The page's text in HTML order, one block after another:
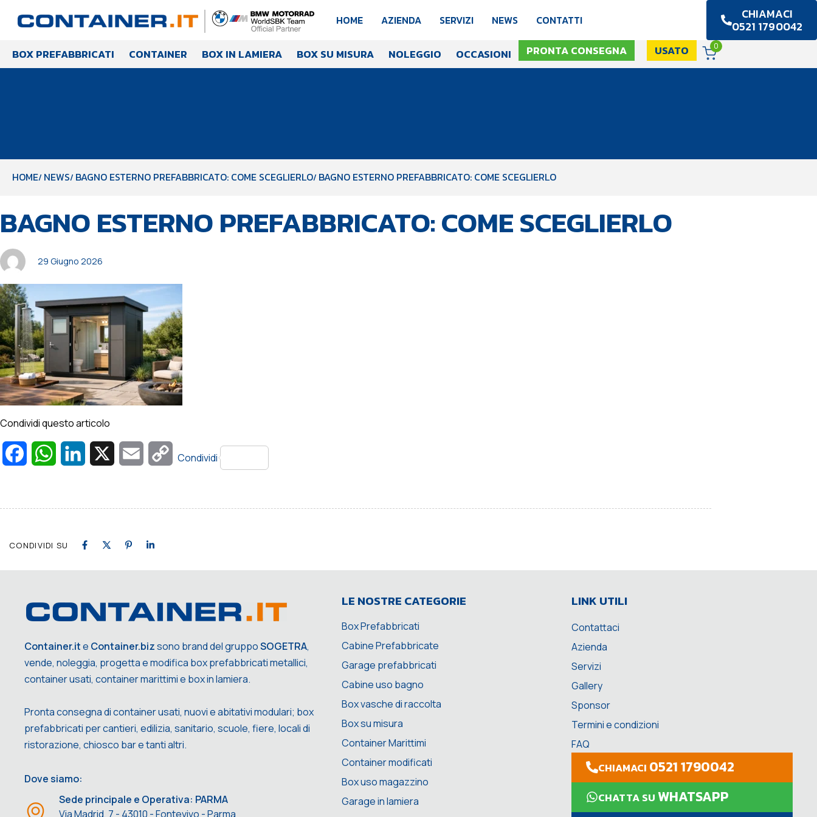
HOME AZIENDA SERVIZI NEWS CONTATTI CHIAMACI
0521 1790042
BOX PREFABBRICATI CONTAINER BOX IN LAMIERA BOX SU MISURA NOLEGGIO OCCASIONI PRONTA CONSEGNA USATO 0
HOME NEWS BAGNO ESTERNO PREFABBRICATO: COME SCEGLIERLO BAGNO ESTERNO PREFABBRICATO: COME SCEGLIERLO
IN:
BAGNO ESTERNO PREFABBRICATO: COME SCEGLIERLO
il:
29 Giugno 2026
Condividi questo articolo
FacebookWhatsAppLinkedIn Email
Copy
Condividi
CONDIVIDI SU
Container.ite Container.bizsono brand del gruppoSOGETRA,
vende, noleggia, progetta e modifica box prefabbricati metallici,
container usati, container marittimi e box in lamiera.
Pronta consegna di container usati, nuovi e abitativi modulari; box
prefabbricati per cantieri, edilizia, sanitario, scuole, fiere, locali di
ristorazione, chiosco bar e tanti altri.
Dove siamo:
Sede principale e Operativa: PARMA
Via Madrid, 7 - 43010 - Fontevivo - Parma
LE NOSTRE CATEGORIE
Box Prefabbricati
Cabine Prefabbricate
Garage prefabbricati
Cabine uso bagno
Box vasche di raccolta
Box su misura
Container Marittimi
Container modificati
Box uso magazzino
Garage in lamiera
LINK UTILI
Contattaci
Azienda
Servizi
Gallery
Sponsor
Termini e condizioni
FAQ
CHIAMACI 0521 1790042
CHATTA SUWHATSAPP